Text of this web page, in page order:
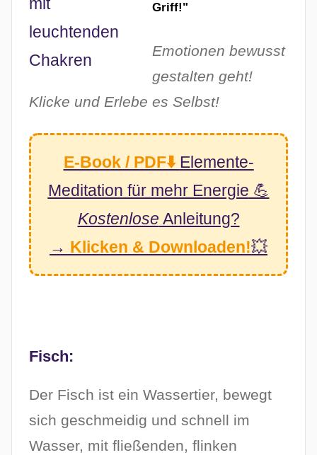
Griff!"
Emotionen bewusst
gestalten geht!
Klicke und Erlebe es Selbst!
E-Book / PDF⬇️ Elemente-
Meditation für mehr Energie 💪
Kostenlose Anleitung?
→ Klicken & Downloaden!💥
Fisch:
Der Fisch ist ein Wassertier, bewegt
sich geschmeidig und schnell im
Wasser, mit fließenden, flinken